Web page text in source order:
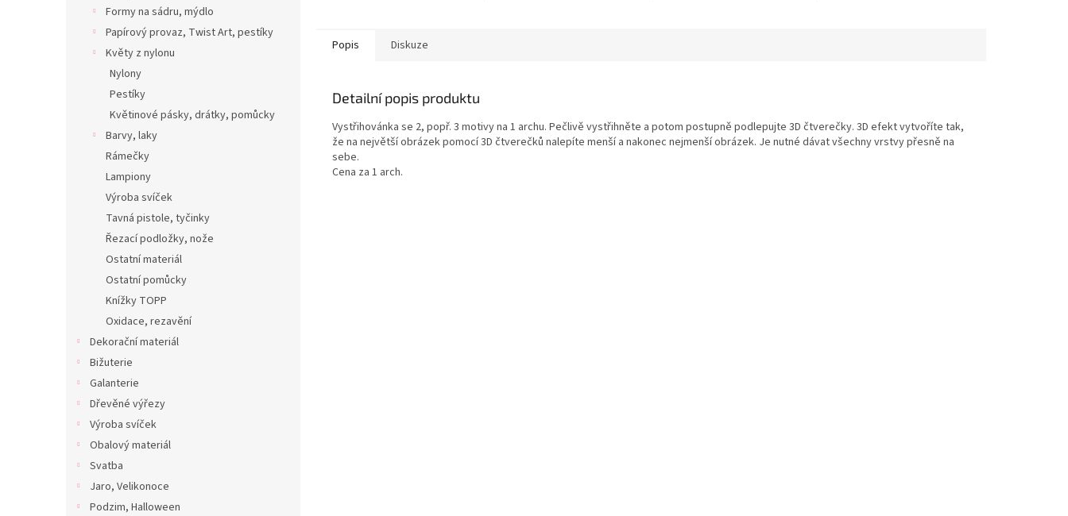
Formy na sádru, mýdlo
Papírový provaz, Twist Art, pestíky
Květy z nylonu
Nylony
Pestíky
Květinové pásky, drátky, pomůcky
Barvy, laky
Rámečky
Lampiony
Výroba svíček
Tavná pistole, tyčinky
Řezací podložky, nože
Ostatní materiál
Ostatní pomůcky
Knížky TOPP
Oxidace, rezavění
Dekorační materiál
Bižuterie
Galanterie
Dřevěné výřezy
Výroba svíček
Obalový materiál
Svatba
Jaro, Velikonoce
Podzim, Halloween
Popis Diskuze
Detailní popis produktu
Vystřihovánka se 2, popř. 3 motivy na 1 archu. Pečlivě vystřihněte a potom postupně podlepujte 3D čtverečky. 3D efekt vytvoříte tak,
že na největší obrázek pomocí 3D čtverečků nalepíte menší a nakonec nejmenší obrázek. Je nutné dávat všechny vrstvy přesně na
sebe.
Cena za 1 arch.